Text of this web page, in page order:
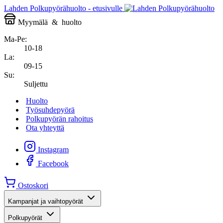
Lahden Polkupyörähuolto - etusivulle
Myymälä & huolto
Ma-Pe:
10-18
La:
09-15
Su:
Suljettu
Huolto
Työsuhdepyörä
Polkupyörän rahoitus
Ota yhteyttä
Instagram
Facebook
Ostoskori
Kampanjat ja vaihtopyörät
Polkupyörät